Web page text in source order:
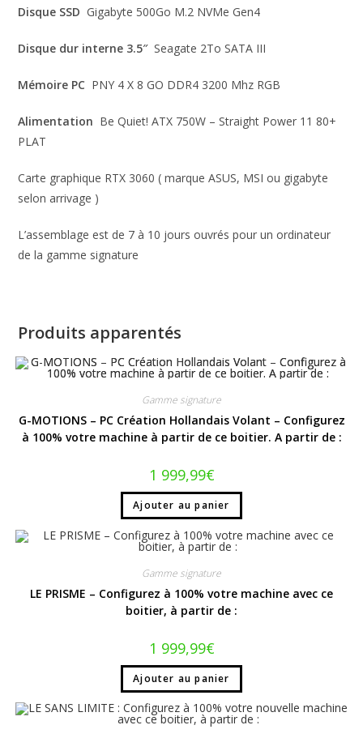
Disque SSD Gigabyte 500Go M.2 NVMe Gen4
Disque dur interne 3.5″Seagate 2To SATA III
Mémoire PC PNY 4 X 8 GO DDR4 3200 Mhz RGB
Alimentation Be Quiet! ATX 750W – Straight Power 11 80+
PLAT
Carte graphique RTX 3060 ( marque ASUS, MSI ou gigabyte
selon arrivage )
L’assemblage est de 7 à 10 jours ouvrés pour un ordinateur
de la gamme signature
Produits apparentés
Gamme signature
G-MOTIONS – PC Création Hollandais Volant – Configurez
à 100% votre machine à partir de ce boitier. A partir de :
1 999,99€
Ajouter au panier
Gamme signature
LE PRISME – Configurez à 100% votre machine avec ce
boitier, à partir de :
1 999,99€
Ajouter au panier